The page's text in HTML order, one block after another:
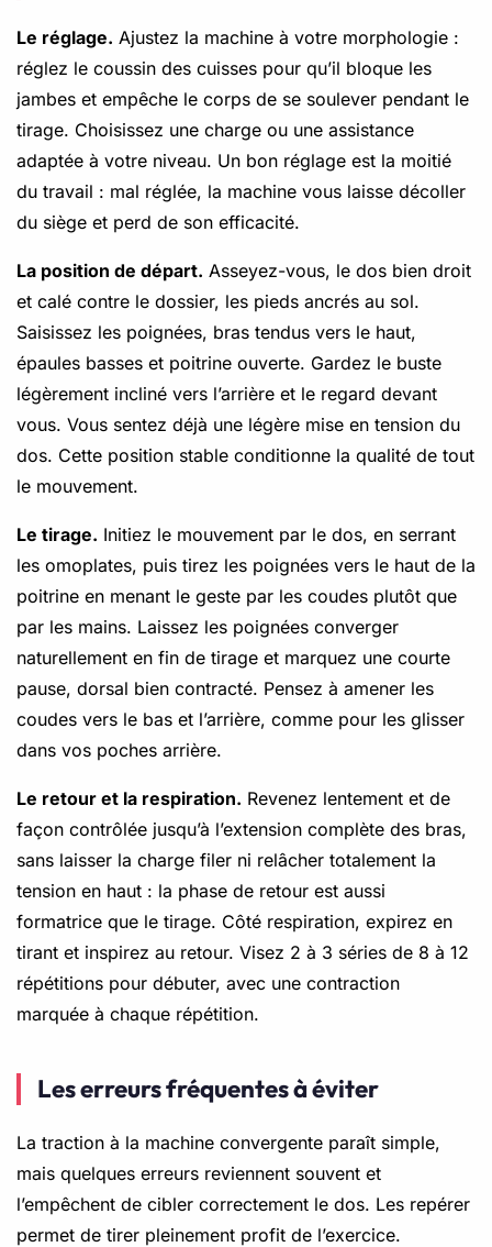
Le réglage. Ajustez la machine à votre morphologie :
réglez le coussin des cuisses pour qu’il bloque les
jambes et empêche le corps de se soulever pendant le
tirage. Choisissez une charge ou une assistance
adaptée à votre niveau. Un bon réglage est la moitié
du travail : mal réglée, la machine vous laisse décoller
du siège et perd de son efficacité.
La position de départ. Asseyez-vous, le dos bien droit
et calé contre le dossier, les pieds ancrés au sol.
Saisissez les poignées, bras tendus vers le haut,
épaules basses et poitrine ouverte. Gardez le buste
légèrement incliné vers l’arrière et le regard devant
vous. Vous sentez déjà une légère mise en tension du
dos. Cette position stable conditionne la qualité de tout
le mouvement.
Le tirage. Initiez le mouvement par le dos, en serrant
les omoplates, puis tirez les poignées vers le haut de la
poitrine en menant le geste par les coudes plutôt que
par les mains. Laissez les poignées converger
naturellement en fin de tirage et marquez une courte
pause, dorsal bien contracté. Pensez à amener les
coudes vers le bas et l’arrière, comme pour les glisser
dans vos poches arrière.
Le retour et la respiration. Revenez lentement et de
façon contrôlée jusqu’à l’extension complète des bras,
sans laisser la charge filer ni relâcher totalement la
tension en haut : la phase de retour est aussi
formatrice que le tirage. Côté respiration, expirez en
tirant et inspirez au retour. Visez 2 à 3 séries de 8 à 12
répétitions pour débuter, avec une contraction
marquée à chaque répétition.
Les erreurs fréquentes à éviter
La traction à la machine convergente paraît simple,
mais quelques erreurs reviennent souvent et
l’empêchent de cibler correctement le dos. Les repérer
permet de tirer pleinement profit de l’exercice.